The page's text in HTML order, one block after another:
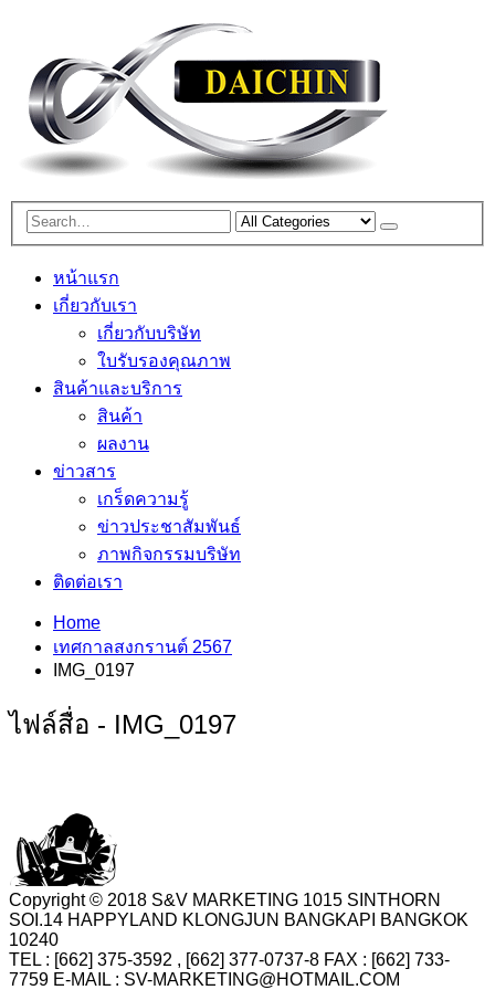
หน้าแรก
เกี่ยวกับเรา
เกี่ยวกับบริษัท
ใบรับรองคุณภาพ
สินค้าและบริการ
สินค้า
ผลงาน
ข่าวสาร
เกร็ดความรู้
ข่าวประชาสัมพันธ์
ภาพกิจกรรมบริษัท
ติดต่อเรา
Home
เทศกาลสงกรานต์ 2567
IMG_0197
ไฟล์สื่อ - IMG_0197
Copyright © 2018 S&V MARKETING 1015 SINTHORN
SOI.14 HAPPYLAND KLONGJUN BANGKAPI BANGKOK
10240
TEL : [662] 375-3592 , [662] 377-0737-8 FAX : [662] 733-
7759 E-MAIL : SV-MARKETING@HOTMAIL.COM